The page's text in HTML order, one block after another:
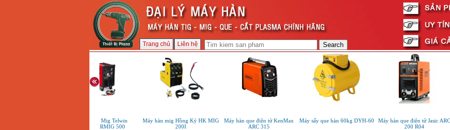
Trang chủ Liên hệ
Máy hàn Mig Telwin
MASTERMIG 500
Máy hàn mig Hồng Ký HK MIG
200I
Máy hàn que điện tử KenMax
ARC 315
Máy sấy que hàn 60kg DYH-60
Máy hàn que điện tử Jasic ARC
200 R04